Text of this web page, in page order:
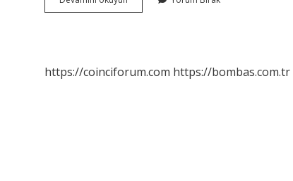
Holding
https://coinciforum.com https://bombas.com.tr